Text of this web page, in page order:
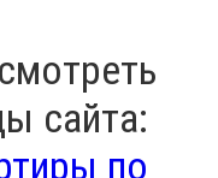
сайта:
по